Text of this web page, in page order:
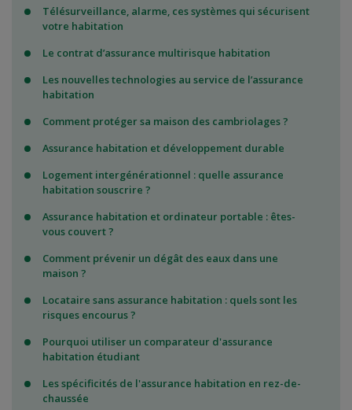
Télésurveillance, alarme, ces systèmes qui sécurisent
votre habitation
Le contrat d’assurance multirisque habitation
Les nouvelles technologies au service de l’assurance
habitation
Comment protéger sa maison des cambriolages ?
Assurance habitation et développement durable
Logement intergénérationnel : quelle assurance
habitation souscrire ?
Assurance habitation et ordinateur portable : êtes-
vous couvert ?
Comment prévenir un dégât des eaux dans une
maison ?
Locataire sans assurance habitation : quels sont les
risques encourus ?
Pourquoi utiliser un comparateur d'assurance
habitation étudiant
Les spécificités de l'assurance habitation en rez-de-
chaussée